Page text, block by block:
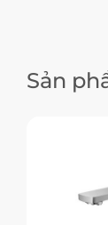
Sản